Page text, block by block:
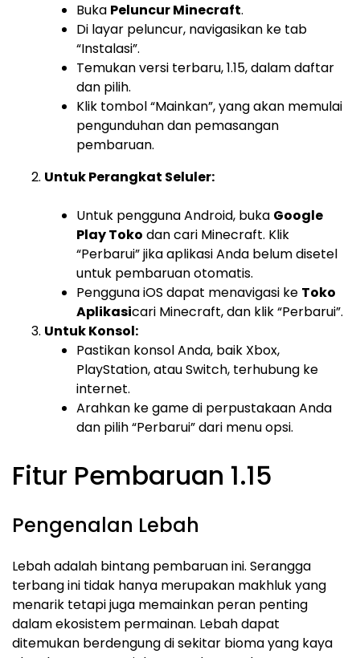
Buka Peluncur Minecraft.
Di layar peluncur, navigasikan ke tab
“Instalasi”.
Temukan versi terbaru, 1.15, dalam daftar
dan pilih.
Klik tombol “Mainkan”, yang akan memulai
pengunduhan dan pemasangan
pembaruan.
Untuk Perangkat Seluler:
Untuk pengguna Android, buka Google
Play Toko dan cari Minecraft. Klik
“Perbarui” jika aplikasi Anda belum disetel
untuk pembaruan otomatis.
Pengguna iOS dapat menavigasi ke Toko
Aplikasicari Minecraft, dan klik “Perbarui”.
Untuk Konsol:
Pastikan konsol Anda, baik Xbox,
PlayStation, atau Switch, terhubung ke
internet.
Arahkan ke game di perpustakaan Anda
dan pilih “Perbarui” dari menu opsi.
Fitur Pembaruan 1.15
Pengenalan Lebah
Lebah adalah bintang pembaruan ini. Serangga
terbang ini tidak hanya merupakan makhluk yang
menarik tetapi juga memainkan peran penting
dalam ekosistem permainan. Lebah dapat
ditemukan berdengung di sekitar bioma yang kaya